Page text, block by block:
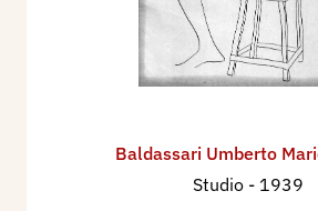
Baldassari Umberto
Studio - 1939